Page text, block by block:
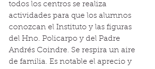
todos los centros se realiza
actividades para que los alumnos
conozcan el Instituto y las figuras
del Hno. Policarpo y del Padre
Andrés Coindre. Se respira un aire
de familia. Es notable el aprecio y